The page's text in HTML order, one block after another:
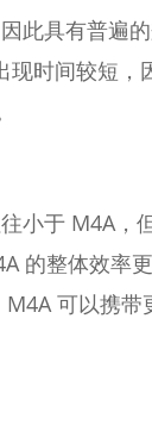
此具有普遍
现时间较短，
小于 M4A，
的整体效率
可以携带